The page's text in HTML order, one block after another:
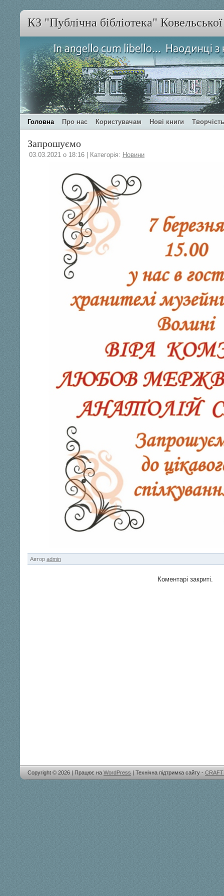
КЗ "Публічна бібліотека"
Головна Про нас Користувачам Нові книги
Запрошуємо
03.03.2021 о 18:16 | Категорія: Новини
Автор admin
Коментарі закриті.
Copyright © 2026 | Працює на WordPress | Технічна підтримка сайту -